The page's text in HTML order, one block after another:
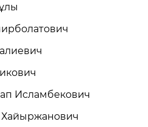
Исламбекович
Хайыржанович